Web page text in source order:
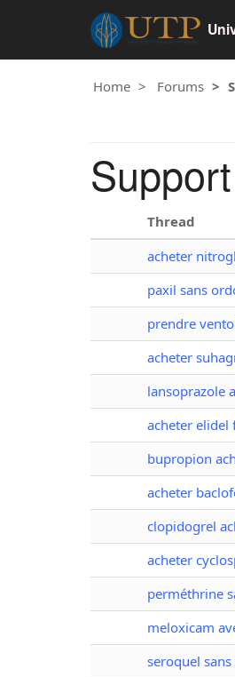
Home Forums
Thread
acheter
paxil sans
prendre
acheter
lansoprazole
acheter elidel
bupropion
acheter
clopidogrel
acheter
perméthrine
meloxicam
seroquel